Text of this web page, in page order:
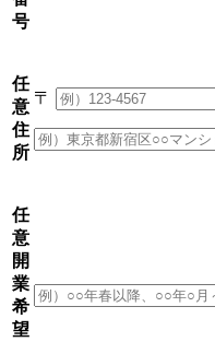
号
任
意
住
所
〒
任
意
開
業
希
望